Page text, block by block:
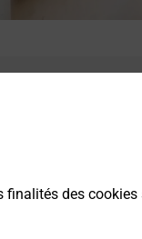
des cookies